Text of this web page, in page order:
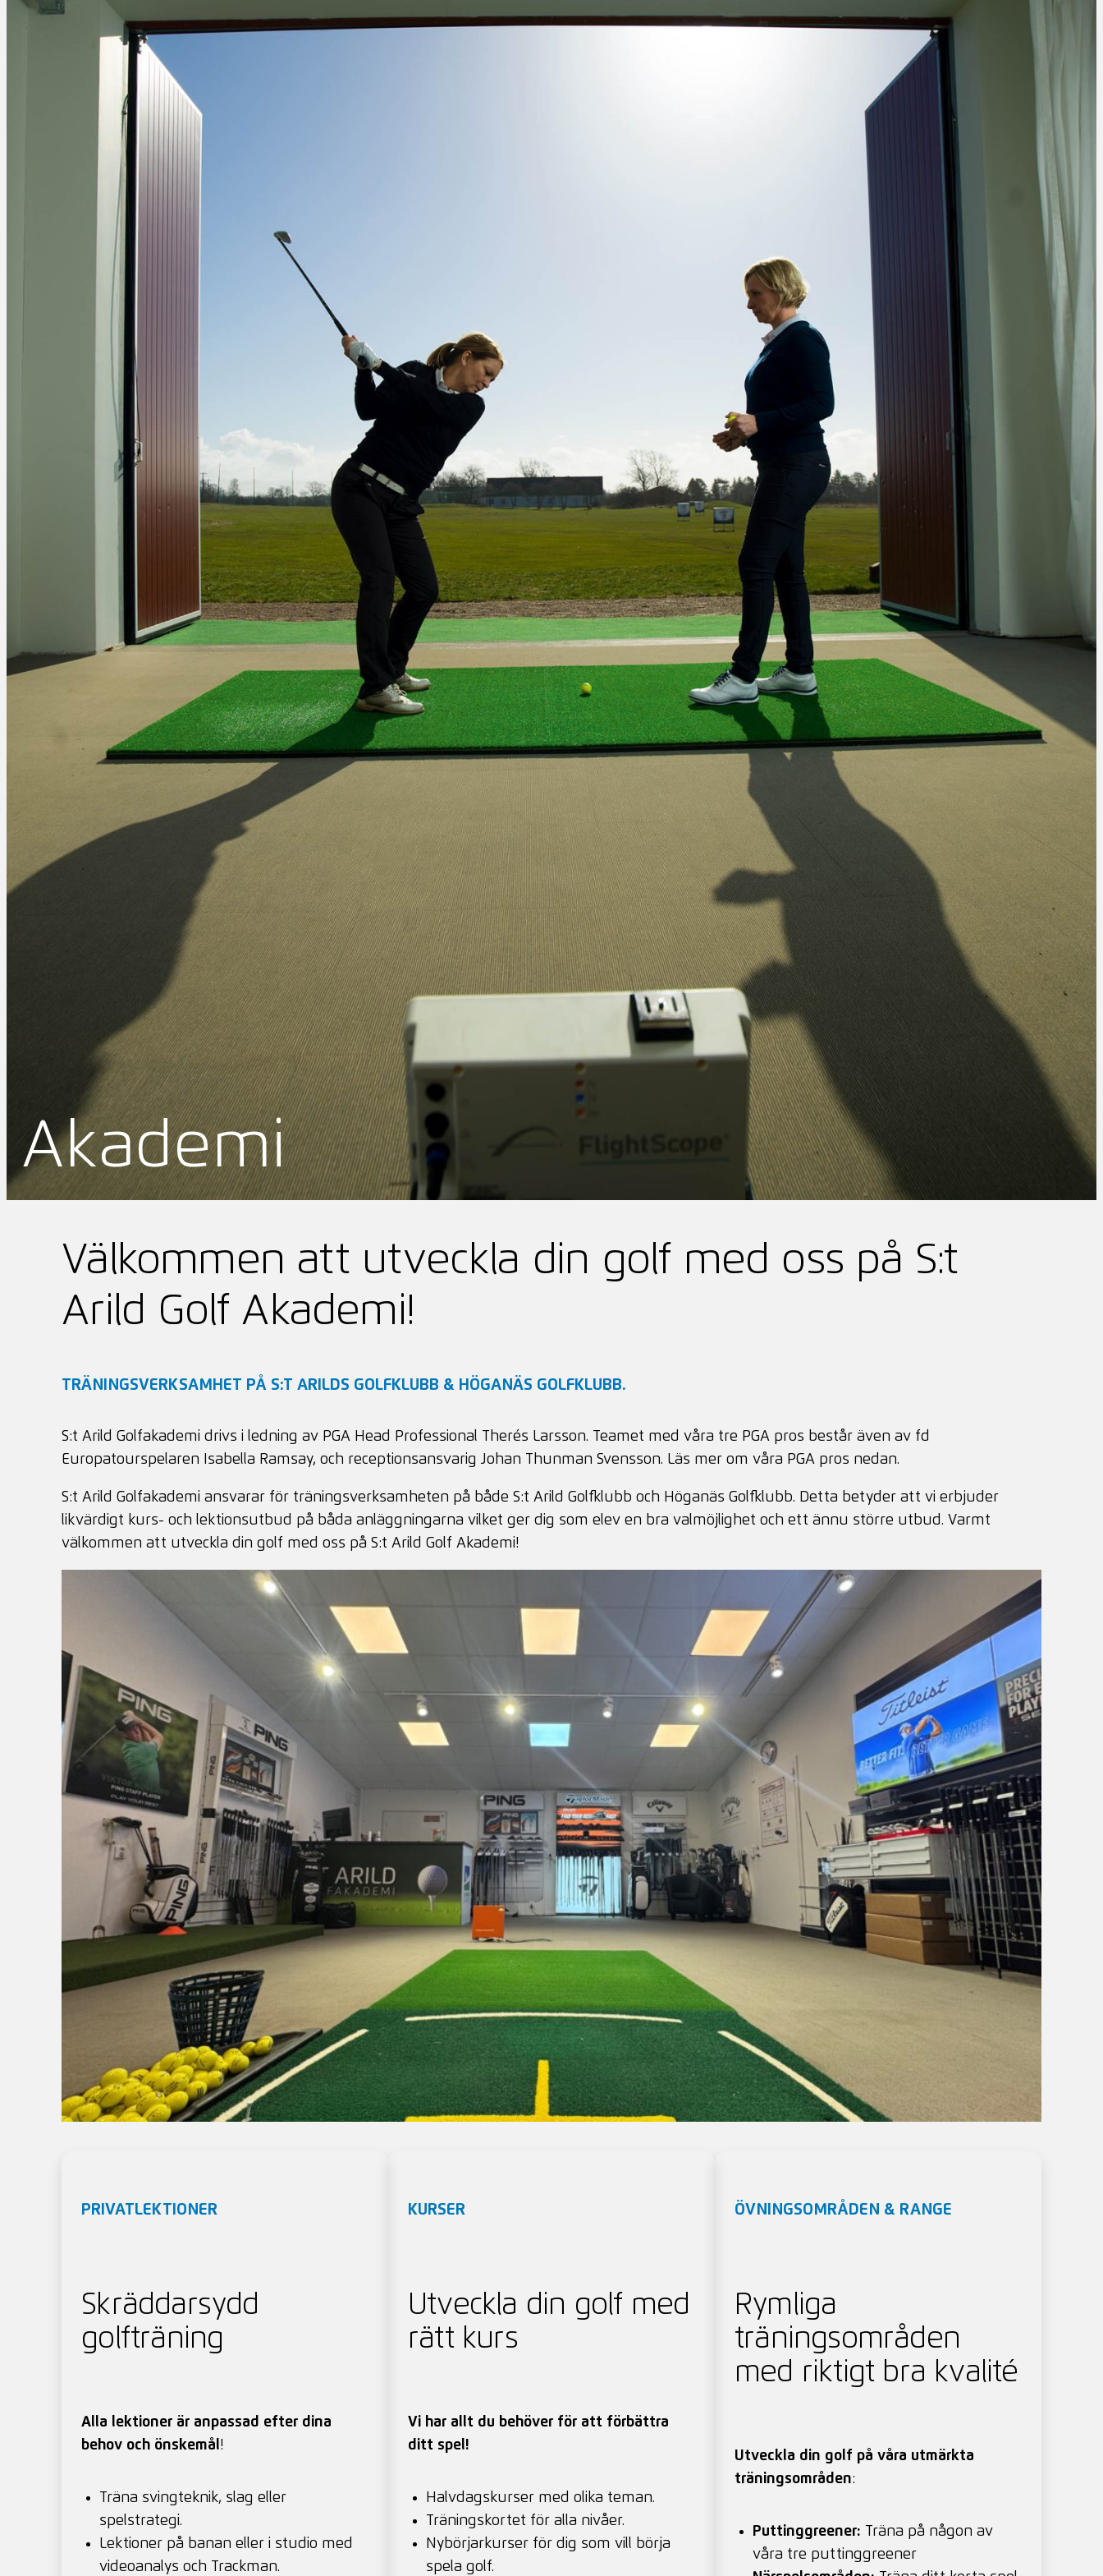
Akademi
Välkommen att utveckla din golf med oss på S:t
Arild Golf Akademi!
TRÄNINGSVERKSAMHET PÅ S:T ARILDS GOLFKLUBB & HÖGANÄS GOLFKLUBB.
S:t Arild Golfakademi drivs i ledning av PGA Head Professional Therés Larsson. Teamet med våra tre PGA pros består även av fd
Europatourspelaren Isabella Ramsay, och receptionsansvarig Johan Thunman Svensson. Läs mer om våra PGA pros nedan.
S:t Arild Golfakademi ansvarar för träningsverksamheten på både S:t Arild Golfklubb och Höganäs Golfklubb. Detta betyder att vi erbjuder
likvärdigt kurs- och lektionsutbud på båda anläggningarna vilket ger dig som elev en bra valmöjlighet och ett ännu större utbud. Varmt
välkommen att utveckla din golf med oss på S:t Arild Golf Akademi!
PRIVATLEKTIONER
Skräddarsydd
golfträning
Alla lektioner är anpassad efter dina
behov och önskemål!
Träna svingteknik, slag eller
spelstrategi.
Lektioner på banan eller i studio med
videoanalys och Trackman.
KURSER
Utveckla din golf med
rätt kurs
Vi har allt du behöver för att förbättra
ditt spel!
Halvdagskurser med olika teman.
Träningskortet för alla nivåer.
Nybörjarkurser för dig som vill börja
spela golf.
ÖVNINGSOMRÅDEN & RANGE
Rymliga
träningsområden
med riktigt bra kvalité
Utveckla din golf på våra utmärkta
träningsområden:
Puttinggreener: Träna på någon av
våra tre puttinggreener